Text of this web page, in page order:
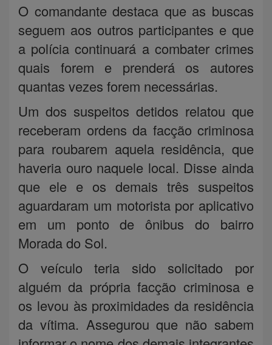
O comandante destaca que as buscas
seguem aos outros participantes e que
a polícia continuará a combater crimes
quais forem e prenderá os autores
quantas vezes forem necessárias.
Um dos suspeitos detidos relatou que
receberam ordens da facção criminosa
para roubarem aquela residência, que
haveria ouro naquele local. Disse ainda
que ele e os demais três suspeitos
aguardaram um motorista por aplicativo
em um ponto de ônibus do bairro
Morada do Sol.
O veículo teria sido solicitado por
alguém da própria facção criminosa e
os levou às proximidades da residência
da vítima. Assegurou que não sabem